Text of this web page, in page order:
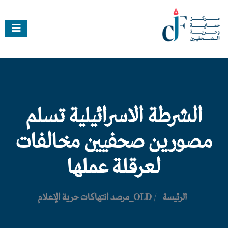
الشرطة الاسرائيلية تسلم
مصورين صحفيين مخالفات
لعرقلة عملها
الرئيسة /OLD_مرصد انتهاكات حرية الإعلام